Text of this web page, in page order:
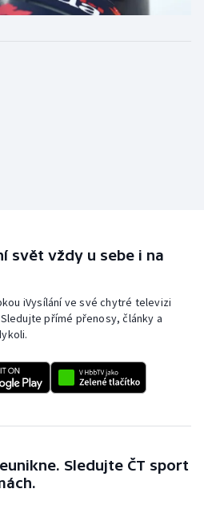
svět vždy u sebe i na
iVysílání ve své chytré televizi
přímé přenosy, články a
Sledujte ČT sport